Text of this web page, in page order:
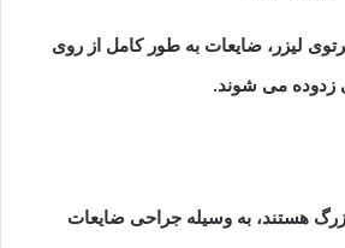
لیزر، ضایعات به طور کامل از روی
می شوند.
هستند، به وسیله جراحی ضایعات